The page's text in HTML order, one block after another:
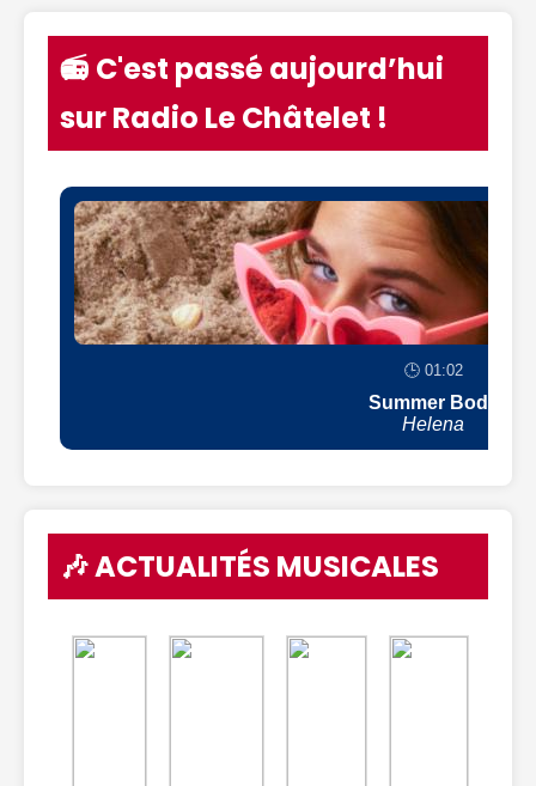
📻 C'est passé aujourd’hui
sur Radio Le Châtelet !
🕒 01:02
Summer Body
Helena
🎶 ACTUALITÉS MUSICALES